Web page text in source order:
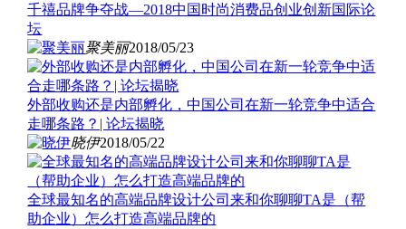
千禧品牌争夺战—2018中国时尚消费品创业创新国际论
坛
聚美丽2018/05/23
外部收购还是内部孵化，中国公司在新一轮竞争中适合
走哪条路？| 论坛揭晓
晓伊2018/05/22
全球最知名的高端品牌设计公司来和你聊聊TA是（帮
助企业）怎么打造高端品牌的